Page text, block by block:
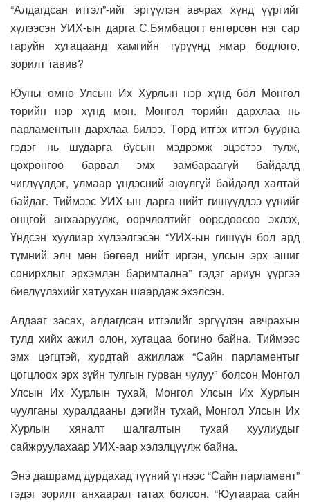
“Алдагдсан итгэл”-ийг эргүүлэн авчрах хүнд үүргийг
хүлээсэн УИХ-ын дарга С.Бямбацогт өнгөрсөн нэг сар
гаруйн хугацаанд хамгийн түрүүнд ямар бодлого,
зорилт тавив?
Юуны өмнө Улсын Их Хурлын нэр хүнд бол Монгол
төрийн нэр хүнд мөн. Монгол төрийн дархлаа нь
парламентын дархлаа билээ. Төрд итгэх итгэл буурна
гэдэг нь шударга бусын мэдрэмж эцэстээ тулж,
цөхрөнгөө барвал эмх замбараагүй байдалд
чиглүүлдэг, улмаар үндэсний аюулгүй байдалд халтай
байдаг. Тиймээс УИХ-ын дарга нийт гишүүддээ үүнийг
онцгой анхааруулж, өөрчлөлтийг өөрсдөөсөө эхлэх,
Үндсэн хуулиар хүлээлгэсэн “УИХ-ын гишүүн бол ард
түмний элч мөн бөгөөд нийт иргэн, улсын эрх ашиг
сонирхлыг эрхэмлэн баримтална” гэдэг ариун үүргээ
биелүүлэхийг хатуухан шаардаж эхэлсэн.
Алдааг засах, алдагдсан итгэлийг эргүүлэн авчрахын
тулд хийх ажил олон, хугацаа богино байна. Тиймээс
эмх цэгцтэй, хурдтай ажиллаж “Сайн парламентыг
цогцлоох эрх зүйн тулгын гурван чулуу” болсон Монгол
Улсын Их Хурлын тухай, Монгол Улсын Их Хурлын
чуулганы хуралдааны дэгийн тухай, Монгол Улсын Их
Хурлын хяналт шалгалтын тухай хуулиудыг
сайжруулахаар УИХ-аар хэлэлцүүлж байна.
Энэ дашрамд дурдахад түүний үгнээс “Сайн парламент”
гэдэг зорилт анхаарал татах болсон. “Юугаараа сайн